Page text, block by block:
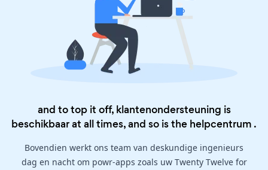
and to top it off, klantenondersteuning is
beschikbaar at all times, and so is the helpcentrum .
Bovendien werkt ons team van deskundige ingenieurs
dag en nacht om powr-apps zoals uw Twenty Twelve for